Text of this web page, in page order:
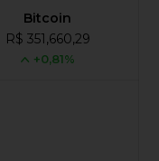
Bitcoin
R$ 351,660,29
+0,81%